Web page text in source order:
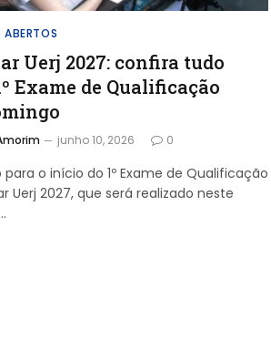
Uerj 2027: confira tudo
Exame de Qualificação
junho 10, 2026 0
o início do 1º Exame de Qualificação
Uerj 2027, que será realizado neste